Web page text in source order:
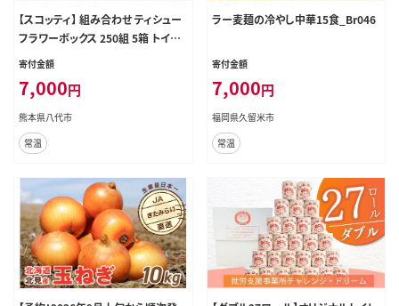
【スコッティ】 組み合わせ ティシュー
フラワーボックス 250組 5箱 トイレ
ットロール シングル フラワーパック
ットペーパー 日用品 防災備蓄 スト
ック 備蓄 新生活 防災 消耗品 生活
用品 日用消耗品 箱ティッシュ 熊本
県 八代市
寄付金額
7,000円
熊本県八代市
常温
ラー麦麺の冷やし中華15食_Br046
寄付金額
7,000円
福岡県久留米市
常温